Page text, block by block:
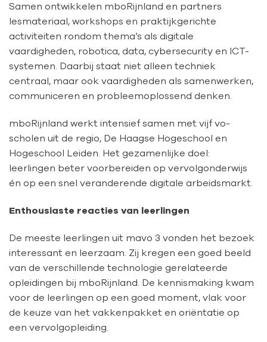
Samen ontwikkelen mboRijnland en partners
lesmateriaal, workshops en praktijkgerichte
activiteiten rondom thema’s als digitale
vaardigheden, robotica, data, cybersecurity en ICT-
systemen. Daarbij staat niet alleen techniek
centraal, maar ook vaardigheden als samenwerken,
communiceren en probleemoplossend denken.
mboRijnland werkt intensief samen met vijf vo-
scholen uit de regio, De Haagse Hogeschool en
Hogeschool Leiden. Het gezamenlijke doel:
leerlingen beter voorbereiden op vervolgonderwijs
én op een snel veranderende digitale arbeidsmarkt.
Enthousiaste reacties van leerlingen
De meeste leerlingen uit mavo 3 vonden het bezoek
interessant en leerzaam. Zij kregen een goed beeld
van de verschillende technologie gerelateerde
opleidingen bij mboRijnland. De kennismaking kwam
voor de leerlingen op een goed moment, vlak voor
de keuze van het vakkenpakket en oriëntatie op
een vervolgopleiding.